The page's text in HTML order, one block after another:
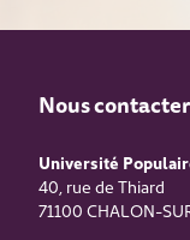
Nous contacter
Université
40, rue de Thiard
71100 CHALON-